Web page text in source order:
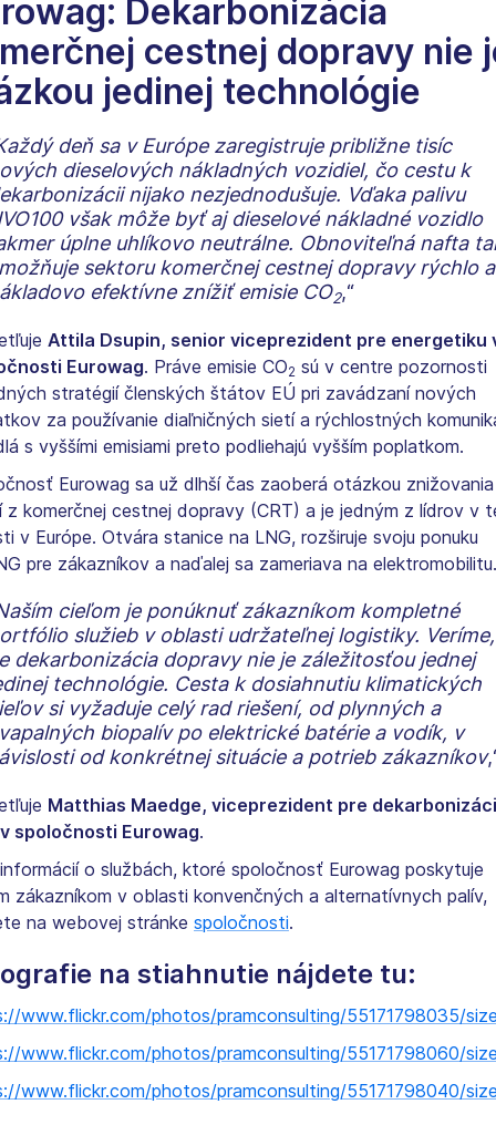
Dekarbonizácia
cestnej dopravy nie
jedinej technológie
deň sa v Európe zaregistruje približne tisíc
dieselových nákladných vozidiel, čo cestu k
nijako nezjednodušuje. Vďaka palivu
však môže byť aj dieselové nákladné vozidlo
úplne uhlíkovo neutrálne. Obnoviteľná nafta
sektoru komerčnej cestnej dopravy rýchlo a
efektívne znížiť emisie CO2,“
Attila Dsupin, senior viceprezident pre energetiku
Eurowag. Práve emisie CO2 sú v centre pozornosti
stratégií členských štátov EÚ pri zavádzaní nových
za používanie diaľničných sietí a rýchlostných
s vyššími emisiami preto podliehajú vyšším poplatkom.
Eurowag sa už dlhší čas zaoberá otázkou znižovania
z komerčnej cestnej dopravy (CRT) a je jedným z lídrov v
v Európe. Otvára stanice na LNG, rozširuje svoju ponuku
pre zákazníkov a naďalej sa zameriava na elektromobilitu.
cieľom je ponúknuť zákazníkom kompletné
služieb v oblasti udržateľnej logistiky. Veríme,
dekarbonizácia dopravy nie je záležitosťou jednej
technológie. Cesta k dosiahnutiu klimatických
si vyžaduje celý rad riešení, od plynných a
biopalív po elektrické batérie a vodík, v
od konkrétnej situácie a potrieb zákazníkov
Matthias Maedge, viceprezident pre
spoločnosti Eurowag.
o službách, ktoré spoločnosť Eurowag poskytuje
zákazníkom v oblasti konvenčných a alternatívnych palív,
na webovej stránke spoločnosti.
na stiahnutie nájdete tu:
www.flickr.com/photos/pramconsulting/55171798035/
www.flickr.com/photos/pramconsulting/55171798060/
www.flickr.com/photos/pramconsulting/55171798040/